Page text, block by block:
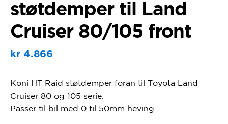
støtdemper til Land
Cruiser 80/105 front
kr4.866
Koni HT Raid støtdemper foran til Toyota Land
Cruiser 80 og 105 serie.
Passer til bil med 0 til 50mm heving.